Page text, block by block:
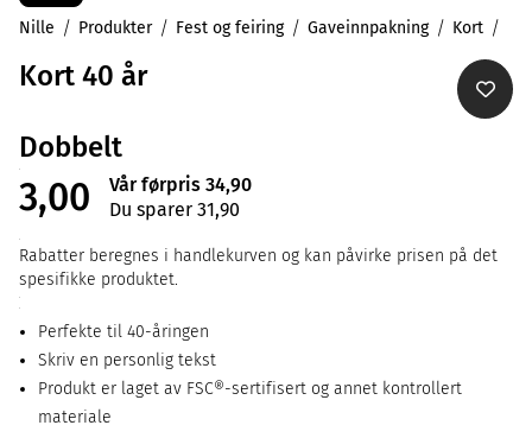
Nille Produkter Fest og feiring Gaveinnpakning Kort
Kort 40 år
Dobbelt
3,00
Vår førpris 34,90
Du sparer 31,90
Rabatter beregnes i handlekurven og kan påvirke prisen på det
spesifikke produktet.
Perfekte til 40-åringen
Skriv en personlig tekst
Produkt er laget av FSC®-sertifisert og annet kontrollert
materiale